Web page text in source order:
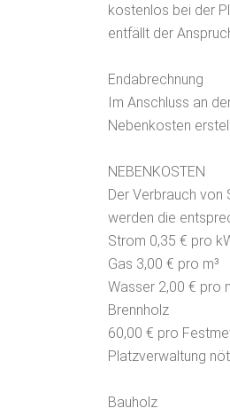
kostenlos bei der
entfällt der
Endabrechnung
Im Anschluss an
Nebenkosten
NEBENKOSTEN
Der Verbrauch von
werden die
Strom 0,35 € pro
Gas 3,00 € pro m³
Wasser 2,00 € pro
Brennholz
60,00 € pro
Platzverwaltung
Bauholz